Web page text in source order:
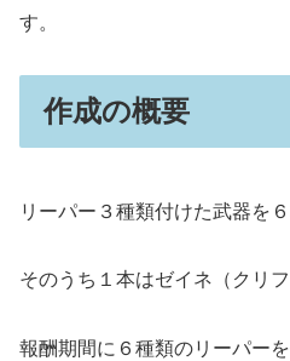
す。
作成の概要
リーパー３種類付けた武器を６
そのうち１本はゼイネ（クリ
報酬期間に６種類のリーパー